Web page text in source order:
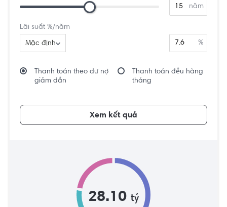
năm
Lãi suất %/năm
Mặc định %
Thanh toán theo dư nợ
giảm dần
Thanh toán đều hàng
tháng
Xem kết quả
28.10 tỷ